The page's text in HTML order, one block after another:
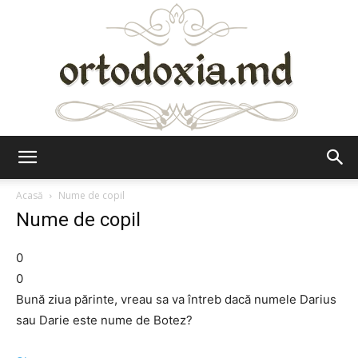
Acasă
Nume de copil
Nume de copil
0
0
Bună ziua părinte, vreau sa va întreb dacă numele Darius
sau Darie este nume de Botez?